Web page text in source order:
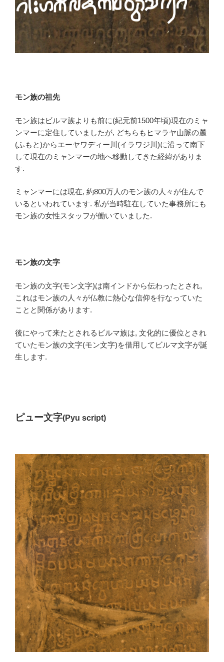
モン族の祖先
モン族はビルマ族よりも前に(紀元前1500年頃)現在のミャ
ンマーに定住していましたが, どちらもヒマラヤ山脈の麓
(ふもと)からエーヤワディー川(イラワジ川)に沿って南下
して現在のミャンマーの地へ移動してきた経緯がありま
す.
ミャンマーには現在, 約800万人のモン族の人々が住んで
いるといわれています. 私が当時駐在していた事務所にも
モン族の女性スタッフが働いていました.
モン族の文字
モン族の文字(モン文字)は南インドから伝わったとされ,
これはモン族の人々が仏教に熱心な信仰を行なっていた
ことと関係があります.
後にやって来たとされるビルマ族は, 文化的に優位とされ
ていたモン族の文字(モン文字)を借用してビルマ文字が誕
生します.
ピュー文字(Pyu script)